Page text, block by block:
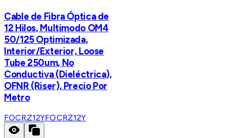
Cable de Fibra Óptica de
12 Hilos, Multimodo OM4
50/125 Optimizada,
Interior/Exterior, Loose
Tube 250um, No
Conductiva (Dieléctrica),
OFNR (Riser), Precio Por
Metro
FOCRZ12YFOCRZ12Y